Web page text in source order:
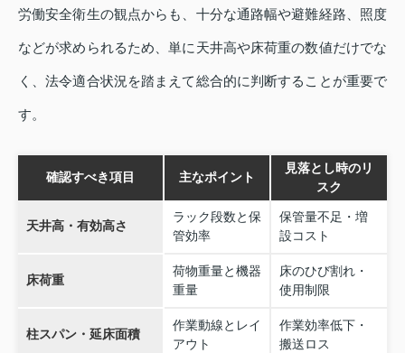
労働安全衛生の観点からも、十分な通路幅や避難経路、照度
などが求められるため、単に天井高や床荷重の数値だけでな
く、法令適合状況を踏まえて総合的に判断することが重要で
す。
確認すべき項目 主なポイント
見落とし時のリ
スク
天井高・有効高さ
ラック段数と保
管効率
保管量不足・増
設コスト
床荷重
荷物重量と機器
重量
床のひび割れ・
使用制限
柱スパン・延床面積
作業動線とレイ
アウト
作業効率低下・
搬送ロス